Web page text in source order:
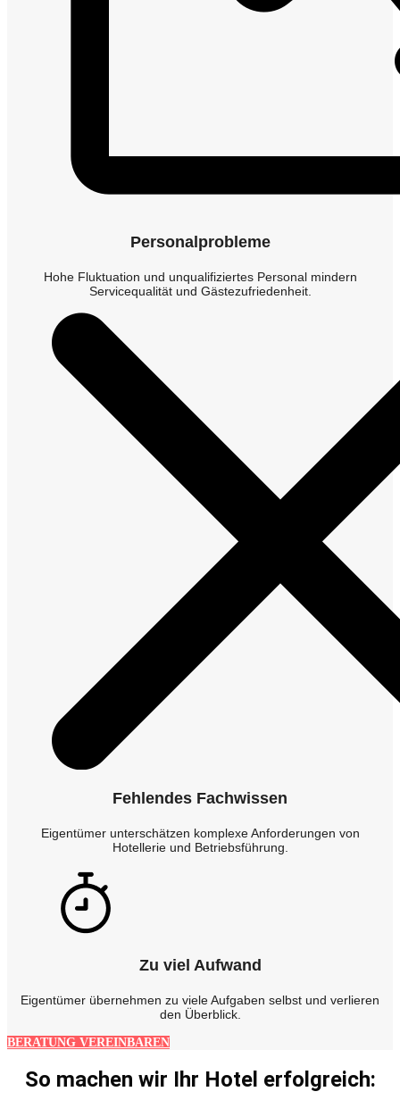
Personalprobleme
Hohe Fluktuation und unqualifiziertes Personal mindern
Servicequalität und Gästezufriedenheit.
Fehlendes Fachwissen
Eigentümer unterschätzen komplexe Anforderungen von
Hotellerie und Betriebsführung.
Zu viel Aufwand
Eigentümer übernehmen zu viele Aufgaben selbst und verlieren
den Überblick.
BERATUNG VEREINBAREN
So machen wir Ihr Hotel erfolgreich: